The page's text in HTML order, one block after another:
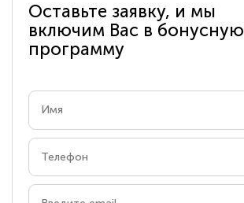
Оставьте заявку, и мы
включим Вас в бонусную
программу